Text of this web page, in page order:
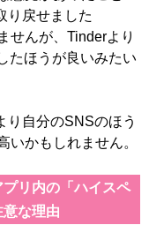
り戻せました
せんが、Tinderより
たほうが良いみたい
自分のSNSのほう
いかもしれません。
リ内の「ハイスペ
な理由